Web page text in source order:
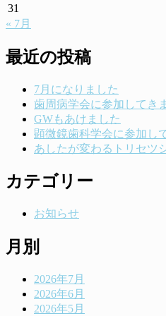
31
« 7月
最近の投稿
7月になりました
歯周病学会に参加してき
GWもあけました
顕微鏡歯科学会に参加し
あしたが変わるトリセツ
カテゴリー
お知らせ
月別
2026年7月
2026年6月
2026年5月